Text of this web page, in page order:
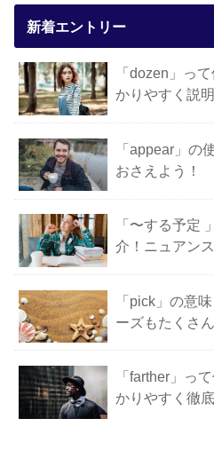
新着エントリー
「dozen」っ
かりやすく説
「appear」の
おさえよう！
「〜する予定
介！ニュアン
「pick」の意
ーズもたくさ
「farther」っ
かりやすく徹底